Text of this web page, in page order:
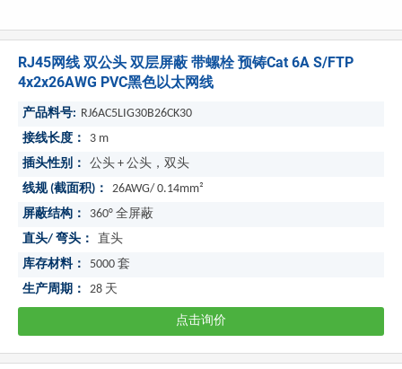
RJ45网线 双公头 双层屏蔽 带螺栓 预铸Cat 6A S/FTP
4x2x26AWG PVC黑色以太网线
产品料号: RJ6AC5LIG30B26CK30
接线长度：
3 m
插头性别：
公头 + 公头，双头
线规 (截面积)：
26AWG/ 0.14mm²
屏蔽结构：
360° 全屏蔽
直头/ 弯头：
直头
库存材料：
5000 套
生产周期：
28 天
点击询价